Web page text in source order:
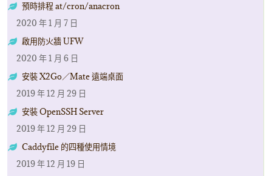
預時排程 at/cron/anacron
2020 年 1 月 7 日
啟用防火牆 UFW
2020 年 1 月 6 日
安裝 X2Go／Mate 遠端桌面
2019 年 12 月 29 日
安裝 OpenSSH Server
2019 年 12 月 29 日
Caddyfile 的四種使用情境
2019 年 12 月 19 日